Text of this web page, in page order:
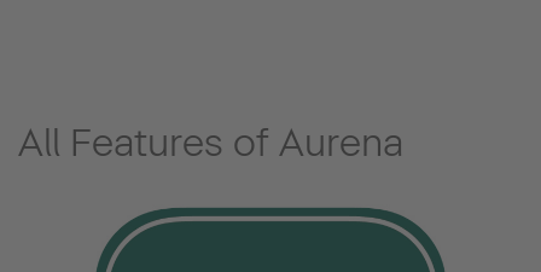
All Features of Aurena